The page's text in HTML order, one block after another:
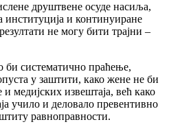
друштвене осуде насиља,
институција и континуиране
не могу бити трајни –
би систематично праћење,
у заштити, како жене не би
и медијских извештаја, већ како
учило и деловало превентивно
равноправности.